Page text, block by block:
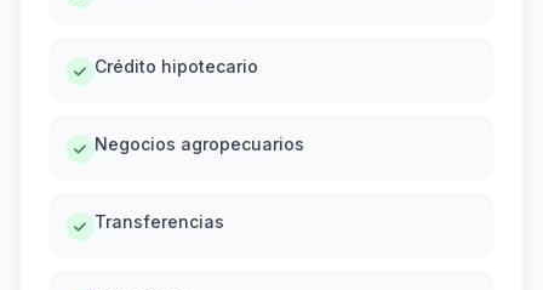
Crédito hipotecario
Negocios agropecuarios
Transferencias